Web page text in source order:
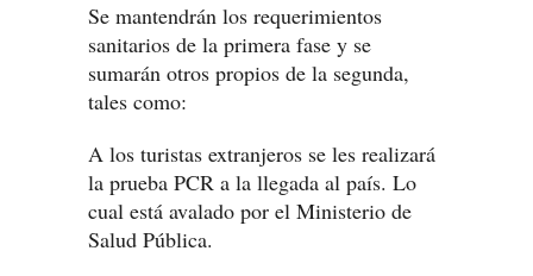
Se mantendrán los requerimientos
sanitarios de la primera fase y se
sumarán otros propios de la segunda,
tales como:
A los turistas extranjeros se les realizará
la prueba PCR a la llegada al país. Lo
cual está avalado por el Ministerio de
Salud Pública.